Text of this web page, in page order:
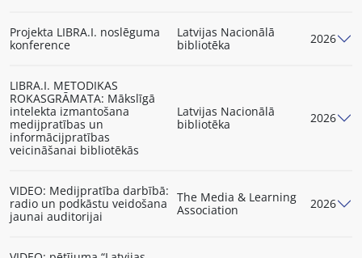
Projekta LIBRA.I. noslēguma
konference
Latvijas Nacionālā
bibliotēka
2026
LIBRA.I. METODIKAS
ROKASGRĀMATA: Mākslīgā
intelekta izmantošana
medijpratības un
informācijpratības
veicināšanai bibliotēkās
Latvijas Nacionālā
bibliotēka
2026
VIDEO: Medijpratība darbībā:
radio un podkāstu veidošana
jaunai auditorijai
The Media & Learning
Association
2026